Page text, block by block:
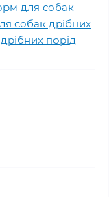
для собак
собак дрібних
порід